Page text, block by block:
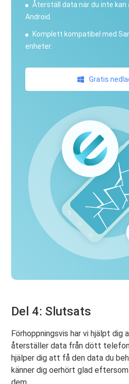
Återställ data när du inte kan
Android.
Komplett kompatibel med
enheter.
Gratis
Del 4: Slutsats
Förhoppningsvis har vi hjälpt dig
återställer data från dött
hjälper dig att få den data du
känner dig oerhört glad